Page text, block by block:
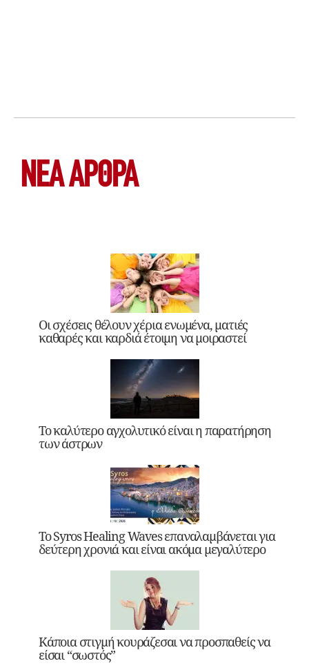
ΝΕΑ ΆΡΘΡΑ
Οι σχέσεις θέλουν χέρια ενωμένα, ματιές
καθαρές και καρδιά έτοιμη να μοιραστεί
Το καλύτερο αγχολυτικό είναι η παρατήρηση
των άστρων
Το Syros Healing Waves επαναλαμβάνεται για
δεύτερη χρονιά και είναι ακόμα μεγαλύτερο
Κάποια στιγμή κουράζεσαι να προσπαθείς να
είσαι “σωστός”